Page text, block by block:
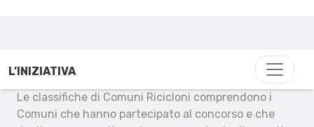
L’INIZIATIVA
Le classifiche di Comuni Ricicloni comprendono i
Comuni che hanno partecipato al concorso e che